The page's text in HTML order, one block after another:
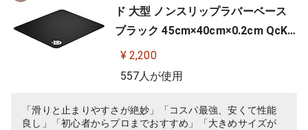
ド 大型 ノンスリップラバーベース
ブラック 45cm×40cm×0.2cm QcK
+ 63003
¥ 2,200
557人が使用
「滑りと止まりやすさが絶妙」「コスパ最強、安くて性能
良し」「初心者からプロまでおすすめ」「大きめサイズが